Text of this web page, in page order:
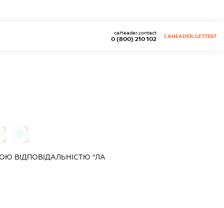
0 (800) 210 102
caHeader.contact
CAHEADER.GETTEST
ВІДПОВІДАЛЬНІСТЮ "ЛА